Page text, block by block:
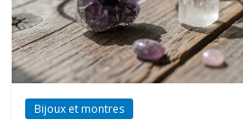
Bijoux et montres